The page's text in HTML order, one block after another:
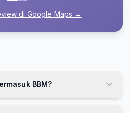
di Google Maps →
BBM?